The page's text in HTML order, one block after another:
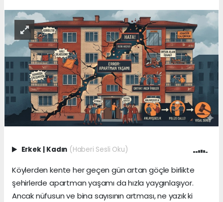
Erkek Kadın (Haberi Sesli Oku)
Köylerden kente her geçen gün artan göçle birlikte
şehirlerde apartman yaşamı da hızla yaygınlaşıyor.
Ancak nüfusun ve bina sayısının artması, ne yazık ki